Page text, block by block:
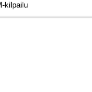
kilpailu